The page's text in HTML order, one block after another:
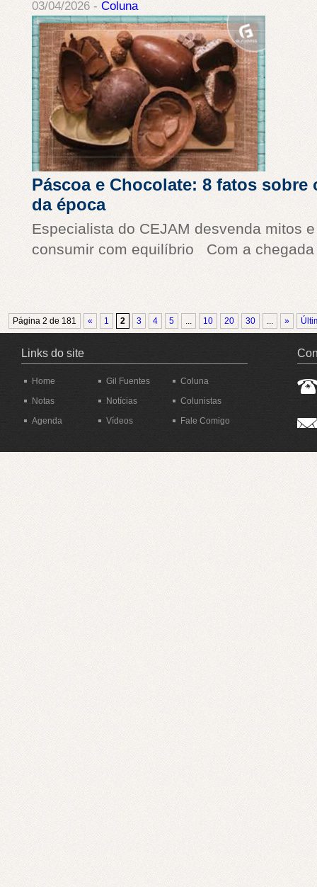
03/04/2026 - Coluna
Páscoa e Chocolate: 8 fatos
da época
Especialista do CEJAM desvenda mitos
consumir com equilíbrio Com a
Página 2 de 181 « 1 2 3 4 5 ... 10 20 30 ... »
Links do site
Home Gil Fuentes
Coluna
Notas
Notícias
Colunistas
Agenda
Vídeos Fale Comigo